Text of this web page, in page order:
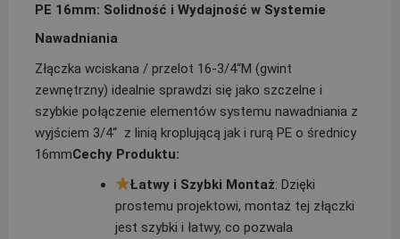
PE 16mm: Solidność i Wydajność w Systemie
Nawadniania
Złączka wciskana / przelot 16-3/4“M (gwint
zewnętrzny) idealnie sprawdzi się jako szczelne i
szybkie połączenie elementów systemu nawadniania z
wyjściem 3/4“ z linią kroplującą jak i rurą PE o średnicy
16mmCechy Produktu:
Łatwy i Szybki Montaż: Dzięki
prostemu projektowi, montaż tej złączki
jest szybki i łatwy, co pozwala